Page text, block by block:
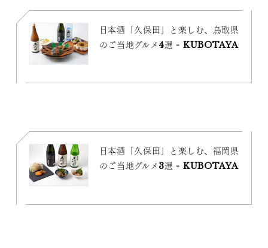
日本酒「久保田」と楽しむ、鳥取県
のご当地グルメ4選 - KUBOTAYA
日本酒「久保田」と楽しむ、福岡県
のご当地グルメ3選 - KUBOTAYA